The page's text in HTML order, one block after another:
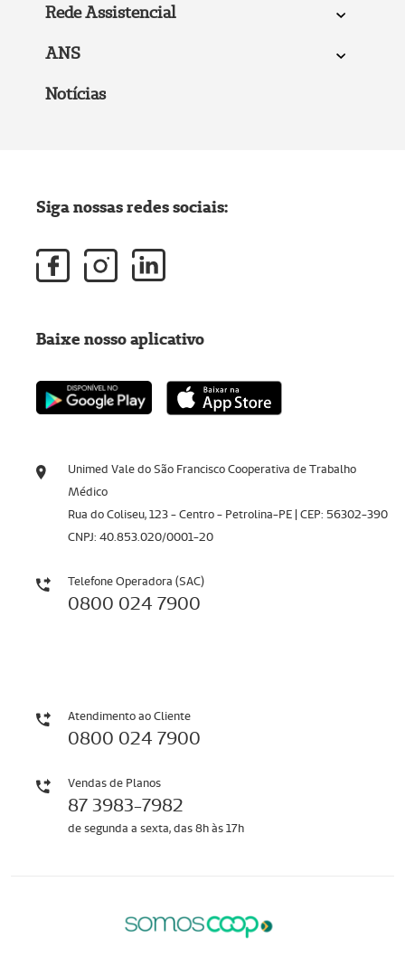
Rede Assistencial
ANS
Notícias
Unimed Vale do São Francisco Cooperativa de Trabalho
Médico
Rua do Coliseu, 123 - Centro - Petrolina-PE | CEP: 56302-390
CNPJ: 40.853.020/0001-20
Telefone Operadora (SAC)
0800 024 7900
Atendimento ao Cliente
0800 024 7900
Vendas de Planos
87 3983-7982
de segunda a sexta, das 8h às 17h
Siga nossas redes sociais:
Baixe nosso aplicativo